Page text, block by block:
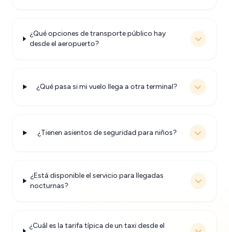
¿Qué opciones de transporte público hay
desde el aeropuerto?
¿Qué pasa si mi vuelo llega a otra terminal?
¿Tienen asientos de seguridad para niños?
¿Está disponible el servicio para llegadas
nocturnas?
¿Cuál es la tarifa típica de un taxi desde el